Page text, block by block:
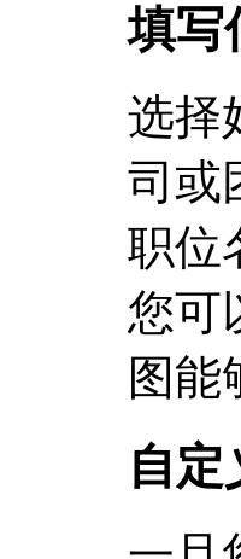
填写
选择
司或
职位
您可
图能
自定